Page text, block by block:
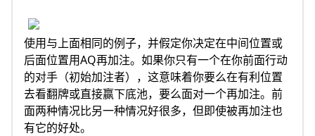
使用与上面相同的例子，并假定你决定在中间位置或
后面位置用AQ再加注。如果你只有一个在你前面行动
的对手（初始加注者），这意味着你要么在有利位置
去看翻牌或直接赢下底池，要么面对一个再加注。前
面两种情况比另一种情况好很多，但即使被再加注也
有它的好处。